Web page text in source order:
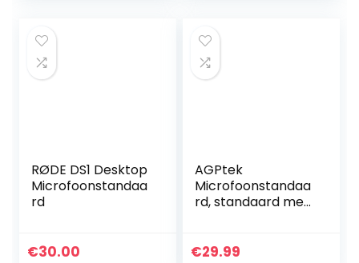
microfoonhouder
met
popfilterschuim
compatibel met
blauwe Yeti,
blauwe Yeti Pro-
RØDE DS1 Desktop
Microfoonstandaa
rd
€30.00
AGPtek
Microfoonstandaa
rd, standaard met
schroefadapter,
€29.99